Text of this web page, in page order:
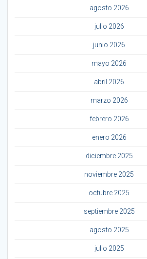
agosto 2026
julio 2026
junio 2026
mayo 2026
abril 2026
marzo 2026
febrero 2026
enero 2026
diciembre 2025
noviembre 2025
octubre 2025
septiembre 2025
agosto 2025
julio 2025